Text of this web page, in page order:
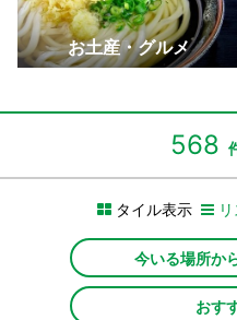
高松中央商店街
アーケードが
ーで40分の島
「文化遺産とし
た有名建築物
和三盆（讃州
まろやかで上品
き体験ができる
世界的にも珍
津田の松原・
四国水族館
四国のダイナミ
水族館。
灌漑用ため池
が実施される
総本山 善通寺
重塔がシンボル
紫雲出山
ニューヨークタ
は絶景
中世ヨーロッ
讃岐うどんには
にぴったり
オリーブ公園
約2,000本のオ
道の駅公園。
日本遺産認定
文化財が点在
おさるの国
日開催。
お土産・グルメ
568
タイル表示
今いる場所か
おす